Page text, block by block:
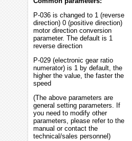
P-036 is changed to 1 (reverse
direction) 0 (positive direction)
motor direction conversion
parameter. The default is 1
reverse direction
P-029 (electronic gear ratio
numerator) is 1 by default, the
higher the value, the faster the
speed
(The above parameters are
general setting parameters. If
you need to modify other
parameters, please refer to the
manual or contact the
technical/sales personnel)